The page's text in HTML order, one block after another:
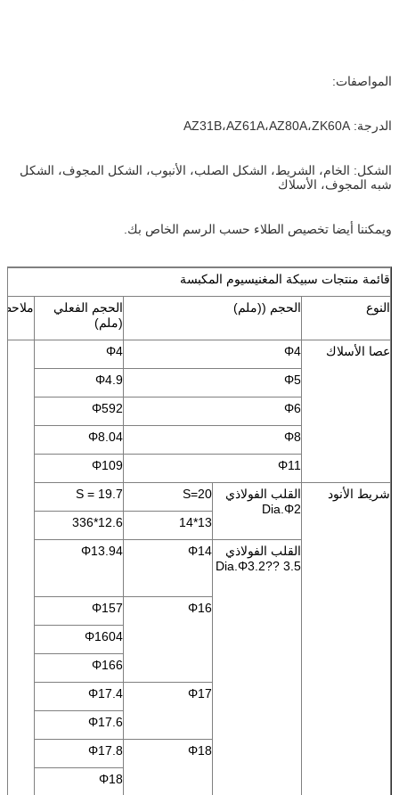
المواصفات:
الدرجة: AZ31B،AZ61A،AZ80A،ZK60A
الشكل: الخام، الشريط، الشكل الصلب، الأنبوب، الشكل المجوف، الشكل
شبه المجوف، الأسلاك
ويمكننا أيضا تخصيص الطلاء حسب الرسم الخاص بك.
قائمة منتجات سبيكة المغنيسيوم المكبسة
النوع
الحجم ((ملم)
الحجم الفعلي
(ملم)
عصا الأسلاك Φ4
Φ4
Φ5
Φ4.9
Φ6
Φ592
Φ8
Φ8.04
Φ11
Φ109
شريط الأنود
القلب الفولاذي
Dia.Φ2
S=20
S = 19.7
13*14
12.6*336
القلب الفولاذي
Dia.Φ3.2?? 3.5
Φ14
Φ13.94
Φ16
Φ157
Φ1604
Φ166
Φ17
Φ17.4
Φ17.6
Φ18
Φ17.8
Φ18